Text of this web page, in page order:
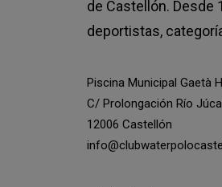
de Castellón. Desde
deportistas,
Piscina Municipal Gaetà
C/ Prolongación Río
12006 Castellón